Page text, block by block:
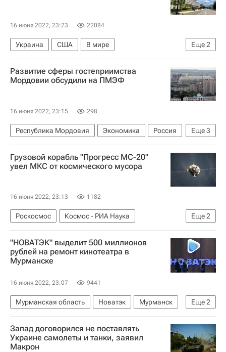
МИД ДНР
Евросоюз
Бук (зенитный ракетный комплекс)
Вооруженные силы Украины
16 июня 2022, 23:23 22084
Еще2
Украина США
В мире
Государственный департамент США
Нед Прайс
Развитие сферы гостеприимства
Мордовии обсудили на ПМЭФ
16 июня 2022, 23:15 298
Еще3
Республика Мордовия Экономика
Россия
Санкт-Петербург
Республика Мордовия
Артем Здунов
Грузовой корабль "Прогресс МС-20"
увел МКС от космического мусора
16 июня 2022, 23:13 1182
Еще2
Роскосмос
Космос - РИА Наука
Центр управления полетами
Международная космическая станция (МКС)
"НОВАТЭК" выделит 500 миллионов
рублей на ремонт кинотеатра в
Мурманске
16 июня 2022, 23:07 9441
Еще2
Мурманская область Новатэк
Мурманск
Леонид Михельсон
Андрей Чибис
Запад договорился не поставлять
Украине самолеты и танки, заявил
Макрон